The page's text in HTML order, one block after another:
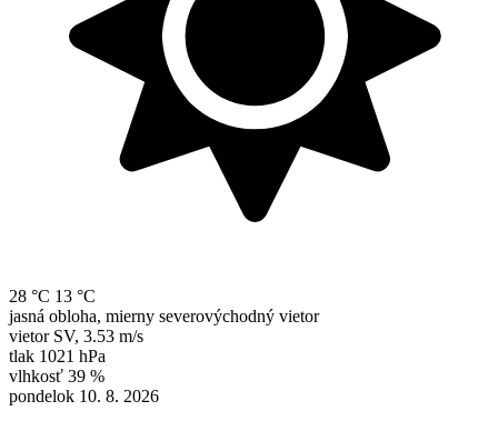
28 °C 13 °C
jasná obloha, mierny severovýchodný vietor
vietor SV, 3.53 m/s
tlak 1021 hPa
vlhkosť 39 %
pondelok 10. 8. 2026